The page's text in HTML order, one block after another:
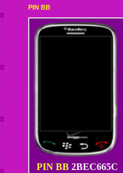
PIN BB
PIN BB 2BEC665C